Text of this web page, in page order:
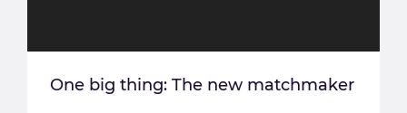
One big thing: The new matchmaker